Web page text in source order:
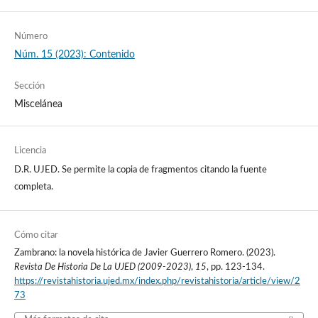
Número
Núm. 15 (2023): Contenido
Sección
Miscelánea
Licencia
D.R. UJED. Se permite la copia de fragmentos citando la fuente
completa.
Cómo citar
Zambrano: la novela histórica de Javier Guerrero Romero. (2023).
Revista De Historia De La UJED (2009-2023), 15, pp. 123-134.
https://revistahistoria.ujed.mx/index.php/revistahistoria/article/view/2
73